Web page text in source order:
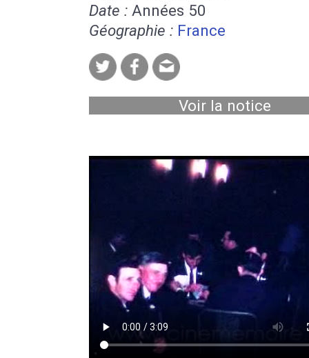
Date : Années 50
Géographie : France
Voir la notice